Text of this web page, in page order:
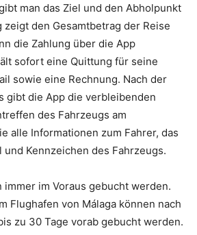
man das Ziel und den Abholpunkt
den Gesamtbetrag der Reise
die Zahlung über die App
sofort eine Quittung für seine
sowie eine Rechnung. Nach der
gibt die App die verbleibenden
des Fahrzeugs am
alle Informationen zum Fahrer, das
und Kennzeichen des Fahrzeugs.
immer im Voraus gebucht werden.
Flughafen von Málaga können nach
zu 30 Tage vorab gebucht werden.